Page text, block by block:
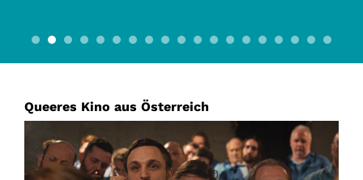
Queeres Kino aus Österreich